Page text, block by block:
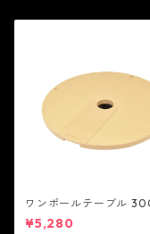
ワンポールテーブル
lmont
¥5,280